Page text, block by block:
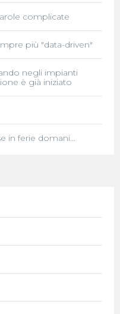
complicate
più "data-driven"
negli impianti
è già iniziato
in ferie domani...